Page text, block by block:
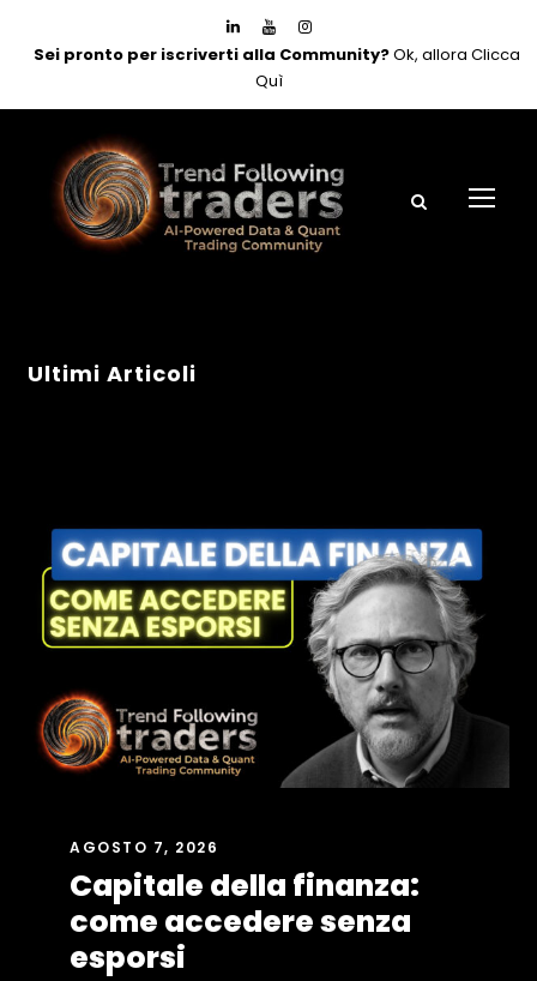
Sei pronto per iscriverti alla Community?Ok, allora Clicca
Quì
Ultimi Articoli
AGOSTO 7, 2026
Capitale della finanza:
come accedere senza
esporsi